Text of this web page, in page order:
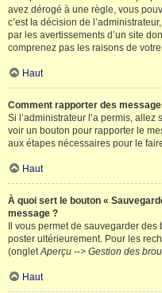
avez dérogé à une règle, vous
c’est la décision de
par les avertissements d’un site
comprenez pas les raisons de
Haut
Comment rapporter des
Si l’administrateur l’a permis,
voir un bouton pour rapporter le
aux étapes nécessaires pour le
Haut
À quoi sert le bouton «
message ?
Il vous permet de sauvegarder
poster ultérieurement. Pour les
(ongletAperçu --> Gestion des
Haut